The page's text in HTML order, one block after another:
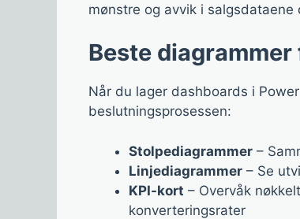
mønstre og avvik i salgsdataene
Beste
Når du lager dashboards i
beslutningsprosessen:
Stolpediagrammer –
Linjediagrammer – Se
KPI-kort – Overvåk
konverteringsrater